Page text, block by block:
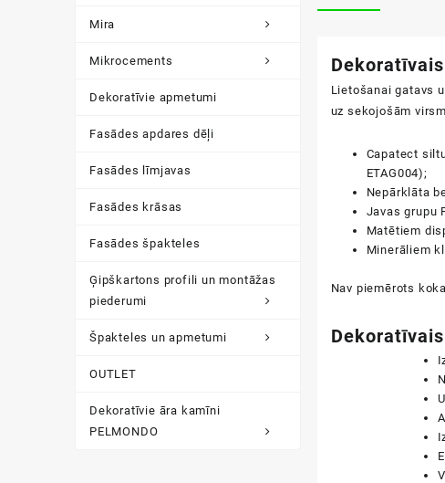
Mira
Mikrocements
Dekoratīvie apmetumi
Fasādes apdares dēļi
Fasādes līmjavas
Fasādes krāsas
Fasādes špakteles
Ģipškartons profili un montāžas
piederumi
Špakteles un apmetumi
OUTLET
Dekoratīvie āra kamīni
PELMONDO
Lietošanai gatavs
uz sekojošām
Capatect
ETAG004);
Nepārklāta
Javas grupu
Matētiem
Minerāliem
Nav piemērots